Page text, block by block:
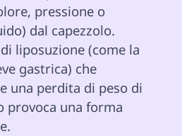
pressione o
dal capezzolo.
liposuzione (come la
gastrica) che
una perdita di peso di
provoca una forma